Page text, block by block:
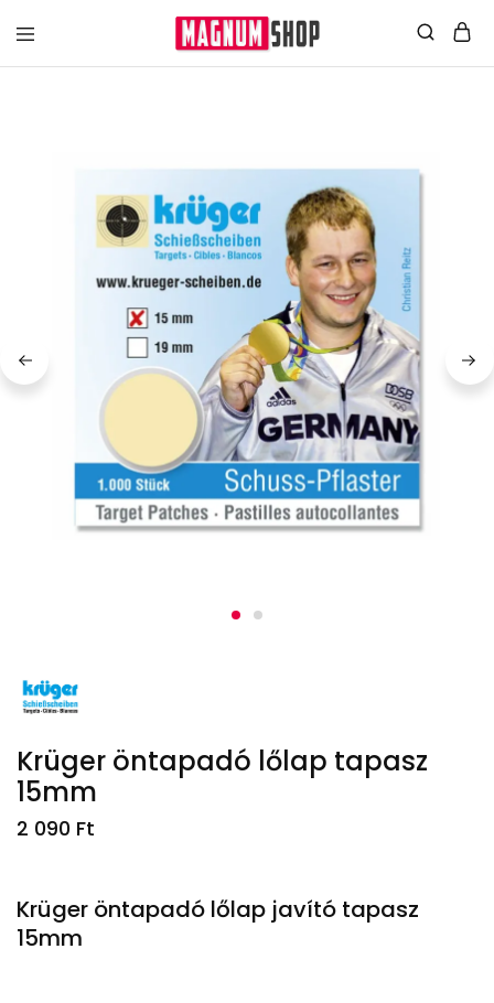
Krüger öntapadó lőlap tapasz
15mm
2 090 Ft
Krüger öntapadó lőlap javító tapasz
15mm